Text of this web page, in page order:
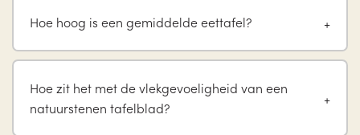
Hoe hoog is een gemiddelde eettafel?
Hoe zit het met de vlekgevoeligheid van een
natuurstenen tafelblad?